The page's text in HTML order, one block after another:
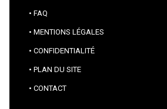
FAQ
MENTIONS LÉGALES
CONFIDENTIALITÉ
PLAN DU SITE
CONTACT